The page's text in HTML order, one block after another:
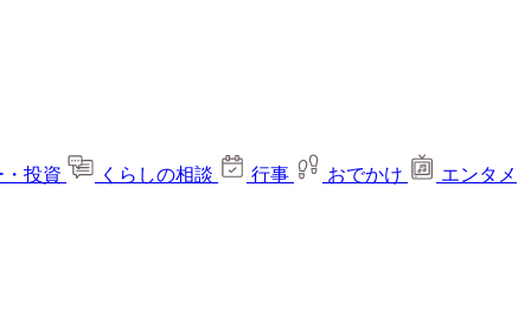
・投資 くらしの相談 行事 おでかけ
エンタメ